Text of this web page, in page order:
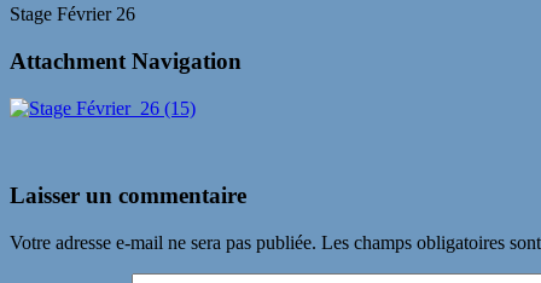
Stage Février 26
Attachment Navigation
Laisser un commentaire
Votre adresse e-mail ne sera pas publiée. Les champs obligatoires